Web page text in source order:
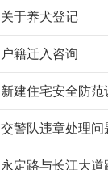
关于养犬登记
户籍迁入咨询
新建住宅安全防
交警队违章处理问
永定路与长江大道